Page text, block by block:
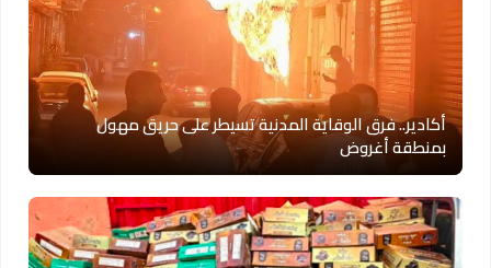
أكادير.. فرق الوقاية المدنية تسيطر على حريق مهول
بمنطقة أغروض